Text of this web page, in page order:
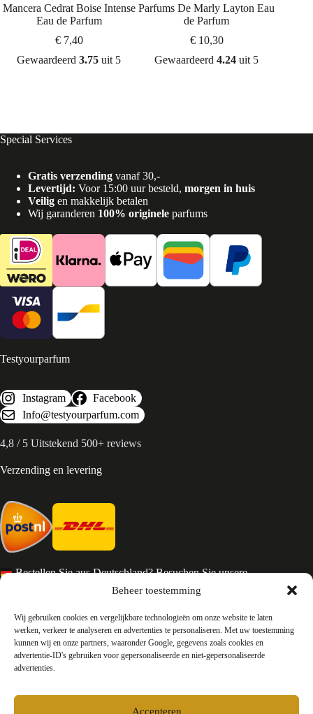
Beheer toestemming
Wij gebruiken cookies en vergelijkbare technologieën om onze website te laten
werken, verkeer te analyseren en advertenties te personaliseren. Met uw toestemming
kunnen wij en onze partners, waaronder Google, gegevens zoals cookies en
advertentie-ID's gebruiken voor gepersonaliseerde en niet-gepersonaliseerde
advertenties.
Accepteren
Mancera Cedrat Boise Intense
Eau de Parfum
€7,40
Gewaardeerd3.75 uit 5
Parfums De Marly Layton Eau
de Parfum
€10,30
Gewaardeerd4.24 uit 5
Special Services
Gratis verzending vanaf 30,-
Levertijd: Voor 15:00 uur besteld, morgen in huis
Veilig en makkelijk betalen
Wij garanderen 100% originele parfums
Testyourparfum
Instagram
Facebook
Info@testyourparfum.com
4,8 / 5 Uitstekend 500+ reviews
Verzending en levering
Bestellen Sie aus Deutschland? Besuchen Sie unsere
Services en Contact
Algemene voorwaarden
Retourneren
Privacy
Contact